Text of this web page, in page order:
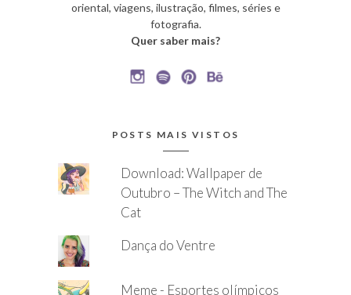
oriental, viagens, ilustração, filmes, séries e
fotografia.
Quer saber mais?
POSTS MAIS VISTOS
Download: Wallpaper de
Outubro – The Witch and The
Cat
Dança do Ventre
Meme - Esportes olímpicos